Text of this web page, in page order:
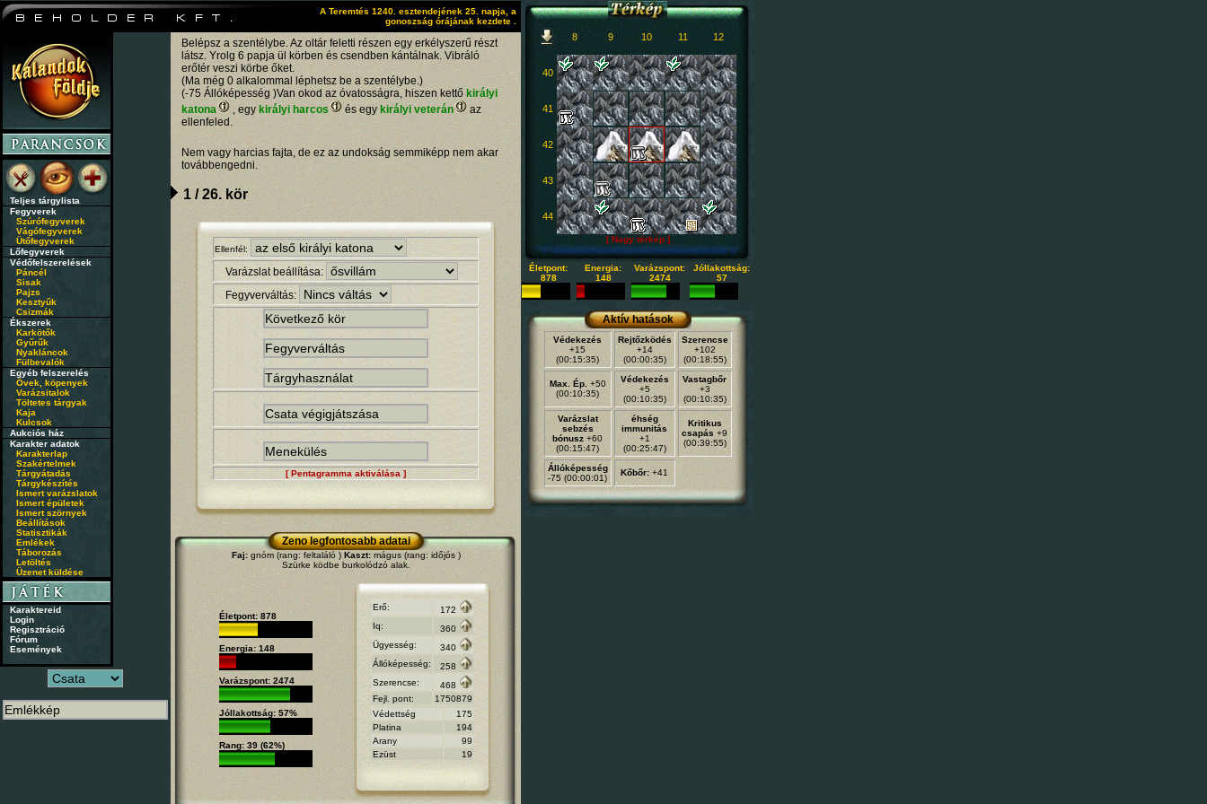
A Teremtés 1240. esztendejének 25. napja, a
gonoszság órájának kezdete .
Teljes tárgylista
Fegyverek
Szúrófegyverek
Vágófegyverek
Ütőfegyverek
Lőfegyverek
Védőfelszerelések
Páncél
Sisak
Pajzs
Kesztyűk
Csizmák
Ékszerek
Karkötők
Gyűrűk
Nyakláncok
Fülbevalók
Egyéb felszerelés
Övek, köpenyek
Varázsitalok
Töltetes tárgyak
Kaja
Kulcsok
Aukciós ház
Karakter adatok
Karakterlap
Szakértelmek
Tárgyátadás
Tárgykészítés
Ismert varázslatok
Ismert épületek
Ismert szörnyek
Beállítások
Statisztikák
Emlékek
Táborozás
Letöltés
Üzenet küldése
Karaktereid
Login
Regisztráció
Fórum
Események
Belépsz a szentélybe. Az oltár feletti részen egy erkélyszerű részt
látsz. Yrolg 6 papja ül körben és csendben kántálnak. Vibráló
erőtér veszi körbe őket.
(Ma még 0 alkalommal léphetsz be a szentélybe.)
(-75 Állóképesség )Van okod az óvatosságra, hiszen kettő királyi
katona
, egy királyi harcos és egy királyi veterán
az
ellenfeled.
Nem vagy harcias fajta, de ez az undokság semmiképp nem akar
továbbengedni.
1 / 26. kör
Ellenfél:
Varázslat beállítása:
Fegyverváltás:
[ Pentagramma aktiválása ]
Zeno legfontosabb adatai
Faj:gnóm (rang: feltaláló ) Kaszt:mágus (rang: időjós )
Szürke ködbe burkolódzó alak.
Életpont: 878
Energia: 148
Varázspont: 2474
Jóllakottság: 57%
Rang: 39 (62%)
Erő:
172
Iq:
360
Ügyesség:
340
Állóképesség:
258
Szerencse:
468
Fejl. pont:
1750879
Védettség
175
Platina
194
Arany
99
Ezüst
19
8 9 10 11 12
40
41
42
43
44
[ Nagy térkép ]
Életpont:
878
Energia:
148
Varázspont:
2474
Jóllakottság:
57
Aktív hatások
Védekezés
+15
(00:15:35)
Rejtőzködés
+14
(00:00:35)
Szerencse
+102
(00:18:55)
Max. Ép. +50
(00:10:35)
Védekezés
+5
(00:10:35)
Vastagbőr
+3
(00:10:35)
Varázslat
sebzés
bónusz +60
(00:15:47)
éhség
immunitás
+1
(00:25:47)
Kritikus
csapás +9
(00:39:55)
Állóképesség
-75 (00:00:01)
Kőbőr: +41